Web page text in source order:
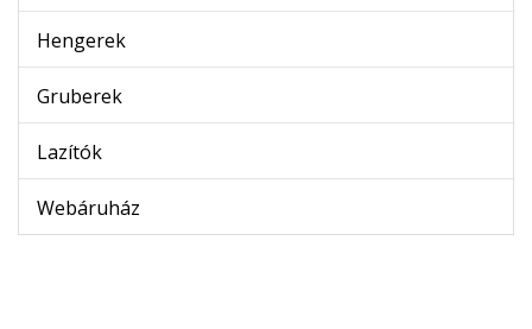
Hengerek
Gruberek
Lazítók
Webáruház